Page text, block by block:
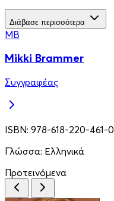
Διάβασε περισσότερα
MB
Mikki Brammer
Συγγραφέας
ISBN: 978-618-220-461-0
Γλώσσα: Ελληνικά
Προτεινόμενα